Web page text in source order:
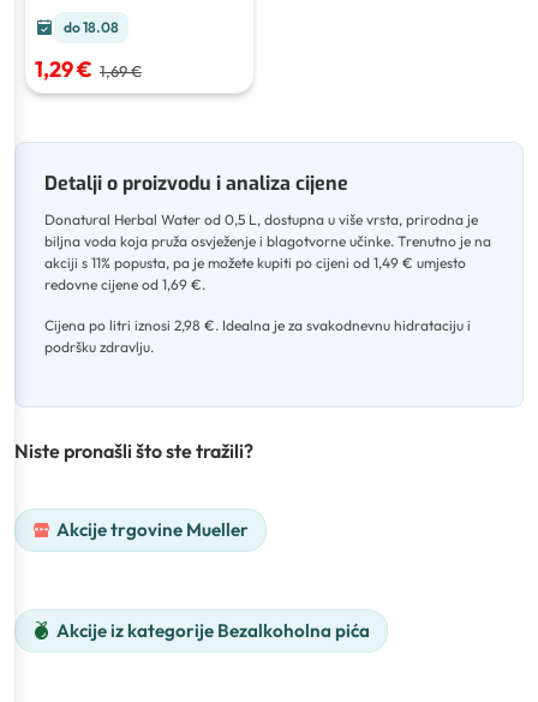
do 18.08
1,29 € 1,69 €
Detalji o proizvodu i analiza cijene
Donatural Herbal Water od 0,5 L, dostupna u više vrsta, prirodna je
biljna voda koja pruža osvježenje i blagotvorne učinke. Trenutno je na
akciji s 11% popusta, pa je možete kupiti po cijeni od 1,49 € umjesto
redovne cijene od 1,69 €.
Cijena po litri iznosi 2,98 €. Idealna je za svakodnevnu hidrataciju i
podršku zdravlju.
Niste pronašli što ste tražili?
Akcije trgovine Mueller
Akcije iz kategorije Bezalkoholna pića